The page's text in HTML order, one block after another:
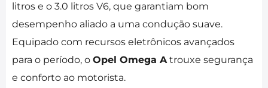
litros e o 3.0 litros V6, que garantiam bom
desempenho aliado a uma condução suave.
Equipado com recursos eletrônicos avançados
para o período, o Opel Omega Atrouxe segurança
e conforto ao motorista.